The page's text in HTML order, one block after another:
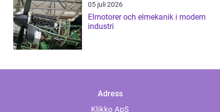
05 juli 2026
Elmotorer och elmekanik i modern
industri
Adress